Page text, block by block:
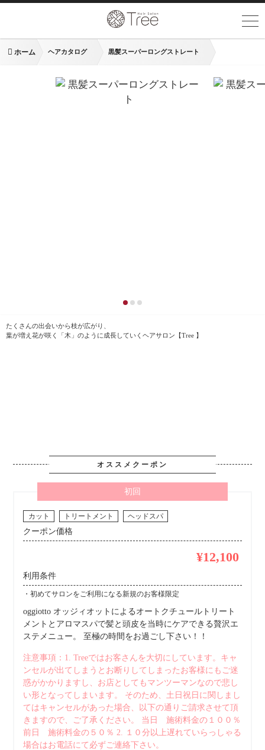
ホーム ヘアカタログ 黒髪スーパーロングストレート
たくさんの出会いから枝が広がり、
葉が増え花が咲く「木」のように成長していくヘアサロン【Tree 】
オススメクーポン
初回
カット トリートメント ヘッドスパ
クーポン価格
¥12,100
利用条件
・初めてサロンをご利用になる新規のお客様限定
oggiotto オッジィオットによるオートクチュールトリート
メントとアロマスパで髪と頭皮を当時にケアできる贅沢エ
ステメニュー。 至極の時間をお過ごし下さい！！
注意事項：1. Treeではお客さんを大切にしています。キャ
ンセルが出てしまうとお断りしてしまったお客様にもご迷
惑がかかりますし、お店としてもマンツーマンなので悲し
い形となってしまいます。 そのため、土日祝日に関しまし
てはキャンセルがあった場合、以下の通りご請求させて頂
きますので、ご了承ください。 当日 施術料金の１００％
前日 施術料金の５０％ 2. １０分以上遅れていらっしゃる
場合はお電話にて必ずご連絡下さい。